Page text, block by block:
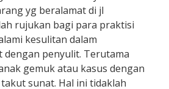
yg beralamat di jl
rujukan bagi para praktisi
kesulitan dalam
dengan penyulit. Terutama
gemuk atau kasus dengan
sunat. Hal ini tidaklah